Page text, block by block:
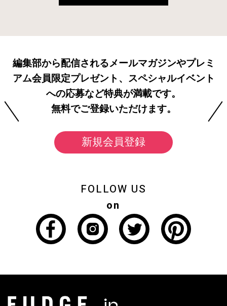
編集部から配信されるメールマガジンやプレミ
アム会員限定プレゼント、スペシャルイベント
への応募など特典が満載です。
無料でご登録いただけます。
新規会員登録
FOLLOW US
on